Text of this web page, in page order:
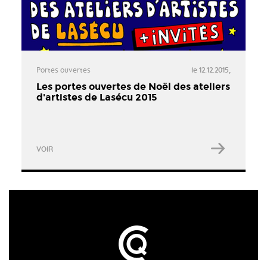
Portes ouvertes le 12.12.2015,
Les portes ouvertes de Noël des ateliers
d'artistes de Lasécu 2015
VOIR